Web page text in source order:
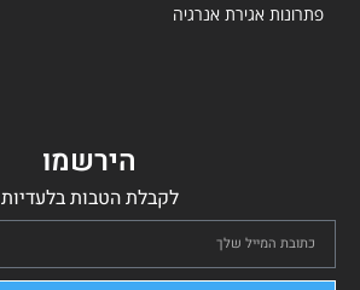
פתרונות אגירת אנרגיה
הירשמו
לקבלת הטבות בלעדיות